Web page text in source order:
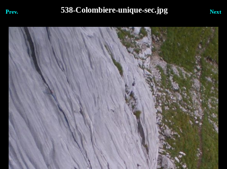
Prev. 538-Colombiere-unique-sec.jpg Next